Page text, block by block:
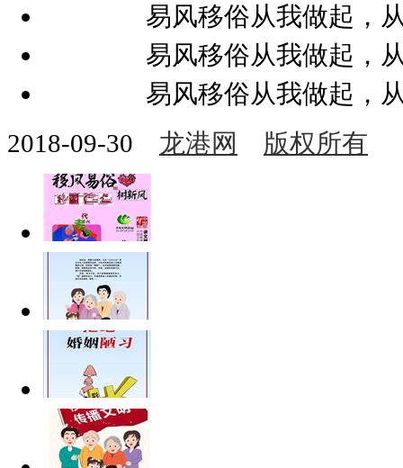
易风移俗从我做起，
易风移俗从我做起，
易风移俗从我做起，
2018-09-30 龙港网 版权所有